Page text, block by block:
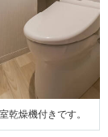
乾燥機付きです。